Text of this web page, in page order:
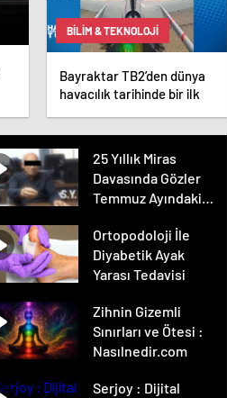
BILIM & TEKNOLOJI
Bayraktar TB2’den dünya
havacılık tarihinde bir ilk
25 Yıllık Miras
Davasında Gözler
Temmuz Ayındaki
Çevrildi
Ortopodoloji İle
Diyabetik Ayak
Yarası Tedavisi
Zihnin Gizemli
Sınırları ve Ötesi :
Nasılnedir.com
Serjoy : Dijital